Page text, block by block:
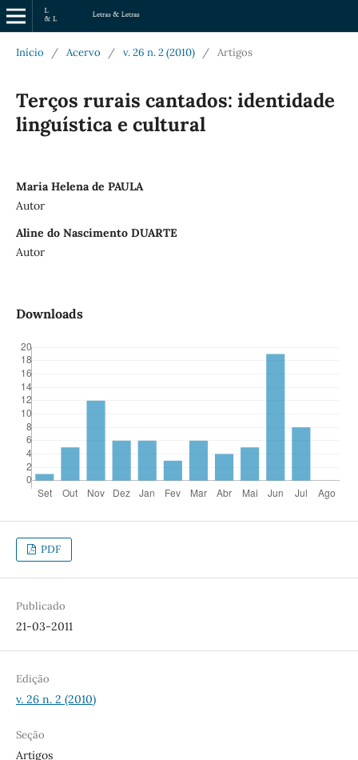
Início / Acervo / v. 26 n. 2 (2010) / Artigos
Terços rurais cantados: identidade
linguística e cultural
Maria Helena de PAULA
Autor
Aline do Nascimento DUARTE
Autor
Downloads
PDF
Publicado
21-03-2011
Edição
v. 26 n. 2 (2010)
Seção
Artigos